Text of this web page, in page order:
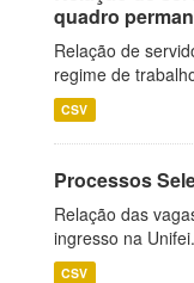
quadro
Relação de
regime de
CSV
Processos
Relação das
ingresso na Unifei.
CSV